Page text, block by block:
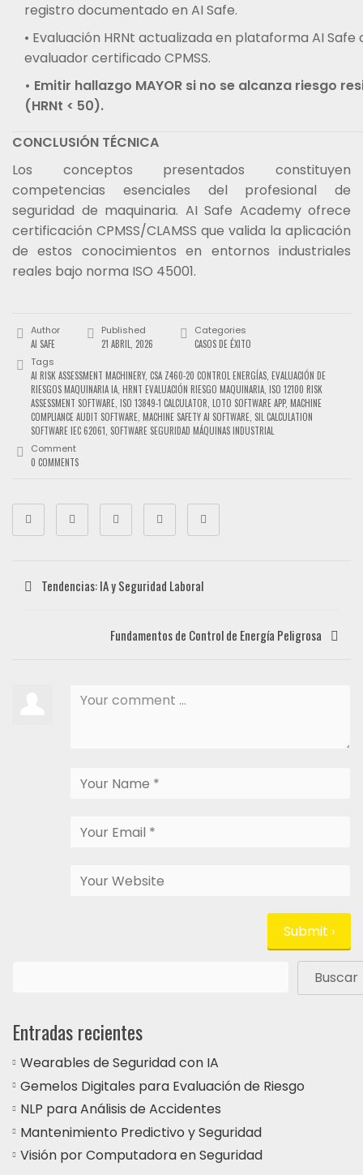
registro documentado en AI Safe.
• Evaluación HRNt actualizada en plataforma AI
evaluador certificado CPMSS.
• Emitir hallazgo MAYOR si no se alcanza riesgo
(HRNt < 50).
CONCLUSIÓN TÉCNICA
Los conceptos presentados constituyen
competencias esenciales del profesional de
seguridad de maquinaria. AI Safe Academy ofrece
certificación CPMSS/CLAMSS que valida la aplicación
de estos conocimientos en entornos industriales
reales bajo norma ISO 45001.
Author
AI SAFE
Published
21 ABRIL, 2026
Categories
CASOS DE ÉXITO
Tags
AI RISK ASSESSMENT MACHINERY, CSA Z460-20 CONTROL ENERGÍAS EVALUACIÓN DE
RIESGOS MAQUINARIA IA HRNT EVALUACIÓN RIESGO MAQUINARIA ISO 12100 RISK
ASSESSMENT SOFTWARE ISO 13849-1 CALCULATOR LOTO SOFTWARE APP, MACHINE
COMPLIANCE AUDIT SOFTWARE MACHINE SAFETY AI SOFTWARE SIL CALCULATION
SOFTWARE IEC 62061 SOFTWARE SEGURIDAD MÁQUINAS INDUSTRIAL
Comment
0 COMMENTS
Tendencias: IA y Seguridad Laboral
Fundamentos de Control de Energía Peligrosa
Buscar
Entradas recientes
Wearables de Seguridad con IA
Gemelos Digitales para Evaluación de Riesgo
NLP para Análisis de Accidentes
Mantenimiento Predictivo y Seguridad
Visión por Computadora en Seguridad